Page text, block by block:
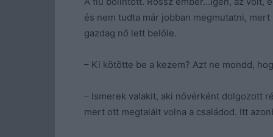
és nem tudta már jobban megmutatni,
gazdag nő lett belőle.
– Ki kötötte be a kezem? Azt ne mondd,
– Ismerek valakit, aki nővérként dolgozott
mert ott megtalált volna a családod. Itt